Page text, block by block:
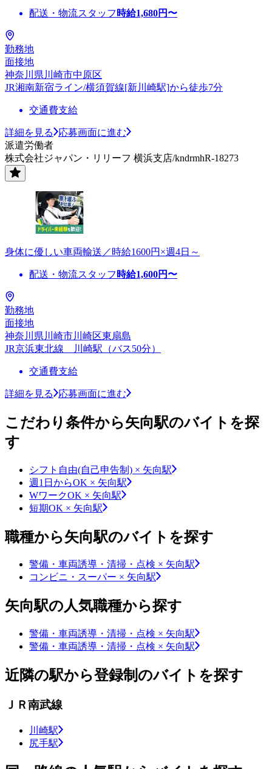
配送・物流スタッフ 時給1,680円〜
勤務地
面接地
神奈川県川崎市中原区
JR湘南新宿ライン/横須賀線[新川崎駅]から徒歩7分
交通費支給
詳細を見る
応募画面に進む
派遣労働者
株式会社ジャパン・リリーフ 横浜支店/kndrmhR-18273
身体に優しい車両輸送／時給1600円×週4日～
配送・物流スタッフ 時給1,600円〜
勤務地
面接地
神奈川県川崎市川崎区東扇島
JR京浜東北線 川崎駅（バス50分）
交通費支給
詳細を見る 応募画面に進む
こだわり条件から矢向駅のバイトを探
す
シフト自由(自己申告制) × 矢向駅
週1日からOK × 矢向駅
WワークOK × 矢向駅
短期OK × 矢向駅
職種から矢向駅のバイトを探す
警備・車両誘導・清掃・点検 × 矢向駅
コンビニ・スーパー × 矢向駅
矢向駅の人気職種から探す
警備・車両誘導・清掃・点検 × 矢向駅
警備・車両誘導・清掃・点検 × 矢向駅
近隣の駅から登録制のバイトを探す
ＪＲ南武線
川崎駅
尻手駅